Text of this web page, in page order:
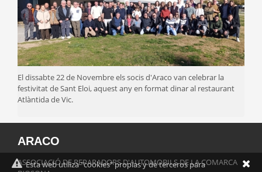
Esta web utiliza "cookies" propias y de terceros para
El dissabte 22 de Novembre els socis d'Araco van celebrar la
festivitat de Sant Eloi, aquest any en format dinar al restaurant
Atlàntida de Vic.
ARACO
ASSOCIACIÓ DE REPARADORS D'AUTOMOBILS DE LA COMARCA